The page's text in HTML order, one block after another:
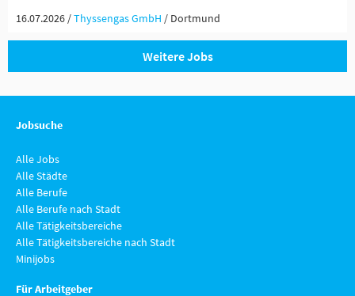
16.07.2026 /Thyssengas GmbH / Dortmund
Weitere Jobs
Jobsuche
Alle Jobs
Alle Städte
Alle Berufe
Alle Berufe nach Stadt
Alle Tätigkeitsbereiche
Alle Tätigkeitsbereiche nach Stadt
Minijobs
Für Arbeitgeber